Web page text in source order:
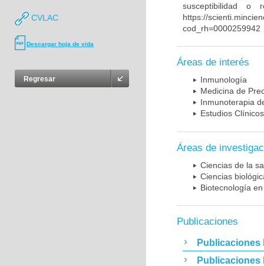
CVLAC
Descargar hoja de vida
Regresar
susceptibilidad o
https://
cod_rh=0000259942
Áreas de interés
Inmunología
Medicina de
Inmunoterapia
Estudios Clínicos
Áreas de
Ciencias de la
Ciencias
Biotecnología
Publicaciones
Publicaciones
Publicaciones